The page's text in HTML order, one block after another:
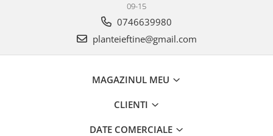
09-15
0746639980
planteieftine@gmail.com
MAGAZINUL MEU
CLIENTI
DATE COMERCIALE